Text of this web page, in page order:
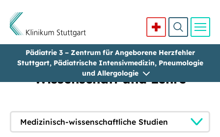
Direkt zum Inhalt
Pädiatrie 3 – Zentrum für Angeborene Herzfehler
Stuttgart, Pädiatrische Intensivmedizin, Pneumologie
und Allergologie
Wissenschaft und Lehre
Medizinisch-wissenschaftliche Studien